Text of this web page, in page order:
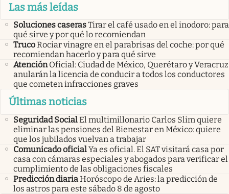
Las más leídas
Soluciones caserasTirar el café usado en el inodoro: para
qué sirve y por qué lo recomiendan
TrucoRociar vinagre en el parabrisas del coche: por qué
recomiendan hacerlo y para qué sirve
Atención Oficial: Ciudad de México, Querétaro y Veracruz
anularán la licencia de conducir a todos los conductores
que cometen infracciones graves
Últimas noticias
Seguridad SocialEl multimillonario Carlos Slim quiere
eliminar las pensiones del Bienestar en México: quiere
que los jubilados vuelvan a trabajar
Comunicado oficialYa es oficial. El SAT visitará casa por
casa con cámaras especiales y abogados para verificar el
cumplimiento de las obligaciones fiscales
Predicción diariaHoróscopo de Aries: la predicción de
los astros para este sábado 8 de agosto